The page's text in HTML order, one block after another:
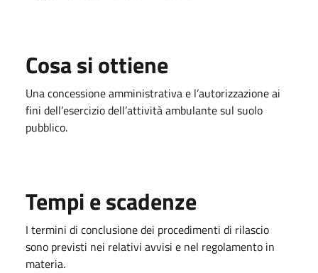
Cosa si ottiene
Una concessione amministrativa e l’autorizzazione ai
fini dell’esercizio dell’attività ambulante sul suolo
pubblico.
Tempi e scadenze
I termini di conclusione dei procedimenti di rilascio
sono previsti nei relativi avvisi e nel regolamento in
materia.